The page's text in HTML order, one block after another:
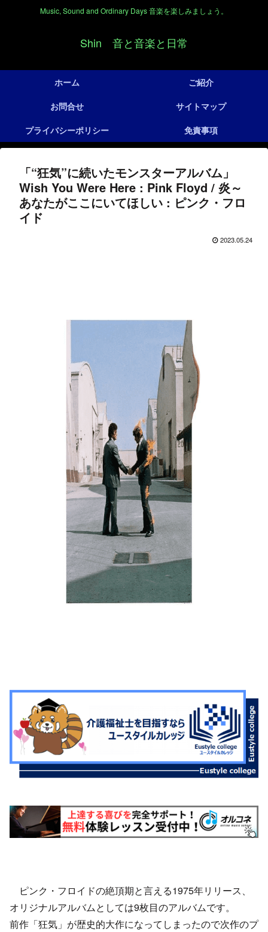
Music, Sound and Ordinary Days 音楽を楽しみましょう。
Shin 音と音楽と日常
ホーム
ご紹介
お問合せ
サイトマップ
プライバシーポリシー
免責事項
「“狂気”に続いたモンスターアルバム」
Wish You Were Here : Pink Floyd / 炎～
あなたがここにいてほしい : ピンク・フロ
イド
2023.05.24
ピンク・フロイドの絶頂期と言える1975年リリース、
オリジナルアルバムとしては9枚目のアルバムです。
前作「狂気」が歴史的大作になってしまったので次作のプ